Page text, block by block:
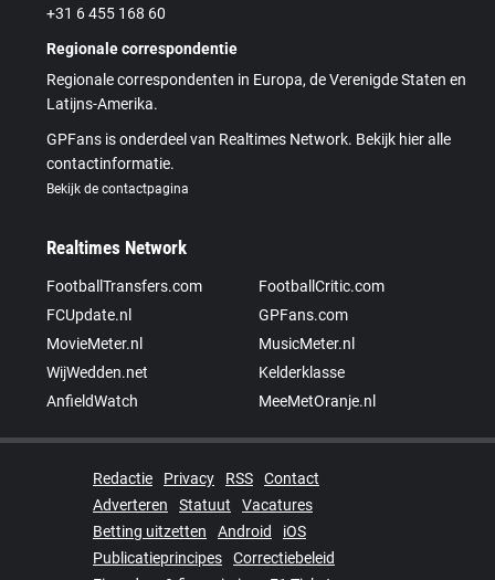
+31 6 455 168 60
Regionale correspondentie
Regionale correspondenten in Europa, de Verenigde Staten en
Latijns-Amerika.
GPFans is onderdeel van Realtimes Network. Bekijk hier alle
contactinformatie.
Bekijk de contactpagina
Realtimes Network
FootballTransfers.com
FootballCritic.com
FCUpdate.nl
GPFans.com
MovieMeter.nl
MusicMeter.nl
WijWedden.net
Kelderklasse
AnfieldWatch
MeeMetOranje.nl
Redactie Privacy RSS
Contact
Adverteren
Statuut
Vacatures
Betting uitzetten
Android
iOS
Publicatieprincipes
Correctiebeleid